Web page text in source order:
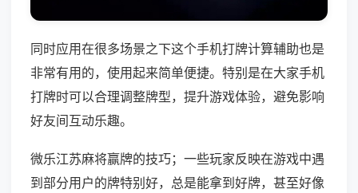
同时应用在很多场景之下这个手机打牌计算辅助也是
非常有用的，使用起来简单便捷。特别是在大家手机
打牌时可以合理调整牌型，提升游戏体验，避免影响
好友间互动乐趣。
微乐江苏麻将赢牌的技巧；一些玩家反映在游戏中遇
到部分用户的牌特别好，总是能拿到好牌，甚至好像